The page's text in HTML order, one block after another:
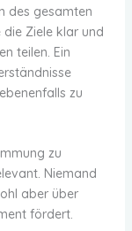
des gesamten
die Ziele klar und
teilen. Ein
zu
zu
Niemand
aber über
fördert.